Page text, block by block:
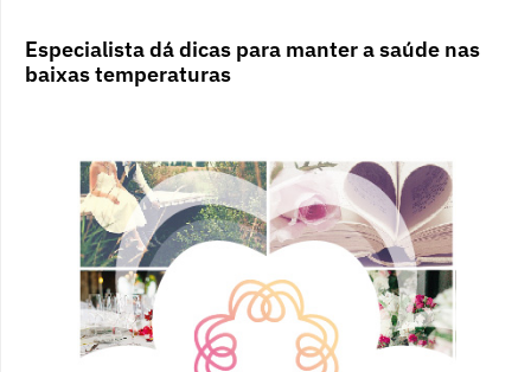
Especialista dá dicas para manter a saúde nas
baixas temperaturas